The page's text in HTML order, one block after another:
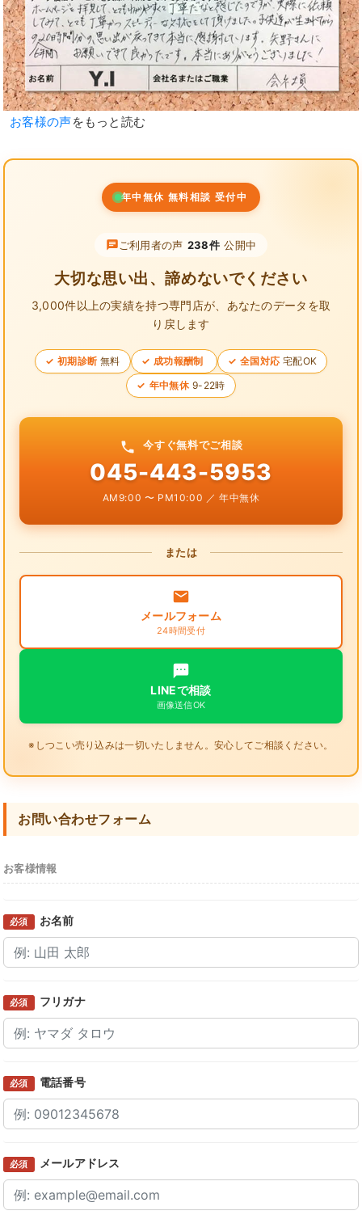
お客様の声をもっと読む
年中無休 無料相談 受付中
ご利用者の声 238件 公開中
大切な思い出、諦めないでください
3,000件以上の実績を持つ専門店が、 あなたのデータを取
り戻します
初期診断 無料 成功報酬制 全国対応 宅配OK
年中無休 9-22時
今すぐ無料でご相談
045-443-5953
AM9:00 〜 PM10:00 ／ 年中無休
または
メールフォーム
24時間受付
LINEで相談
画像送信OK
※しつこい売り込みは一切いたしません。安心してご相談ください。
お問い合わせフォーム
お客様情報
必須 お名前
必須 フリガナ
必須 電話番号
必須 メールアドレス